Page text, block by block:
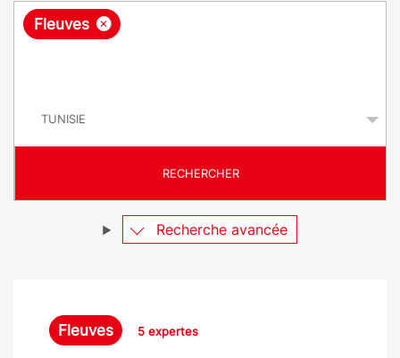
R
ê
e
×
Fleuves
RECHERCHER
Recherche avancée
Fleuves 5 expertes